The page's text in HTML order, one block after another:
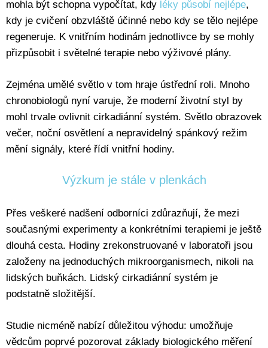
mohla být schopna vypočítat, kdy léky působí nejlépe,
kdy je cvičení obzvláště účinné nebo kdy se tělo nejlépe
regeneruje. K vnitřním hodinám jednotlivce by se mohly
přizpůsobit i světelné terapie nebo výživové plány.
Zejména umělé světlo v tom hraje ústřední roli. Mnoho
chronobiologů nyní varuje, že moderní životní styl by
mohl trvale ovlivnit cirkadiánní systém. Světlo obrazovek
večer, noční osvětlení a nepravidelný spánkový režim
mění signály, které řídí vnitřní hodiny.
Výzkum je stále v plenkách
Přes veškeré nadšení odborníci zdůrazňují, že mezi
současnými experimenty a konkrétními terapiemi je ještě
dlouhá cesta. Hodiny zrekonstruované v laboratoři jsou
založeny na jednoduchých mikroorganismech, nikoli na
lidských buňkách. Lidský cirkadiánní systém je
podstatně složitější.
Studie nicméně nabízí důležitou výhodu: umožňuje
vědcům poprvé pozorovat základy biologického měření